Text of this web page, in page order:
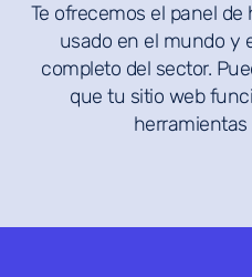
Te ofrecemos el panel
usado en el mundo y
completo del sector.
que tu sitio web